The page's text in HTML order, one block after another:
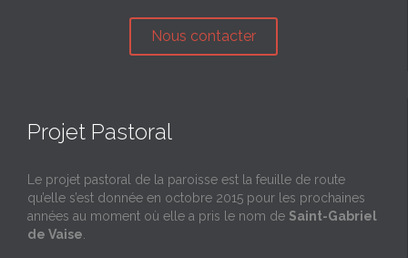
Nous contacter
Projet Pastoral
Le projet pastoral de la paroisse est la feuille de route
qu’elle s’est donnée en octobre 2015 pour les prochaines
années au moment où elle a pris le nom de Saint-Gabriel
de Vaise